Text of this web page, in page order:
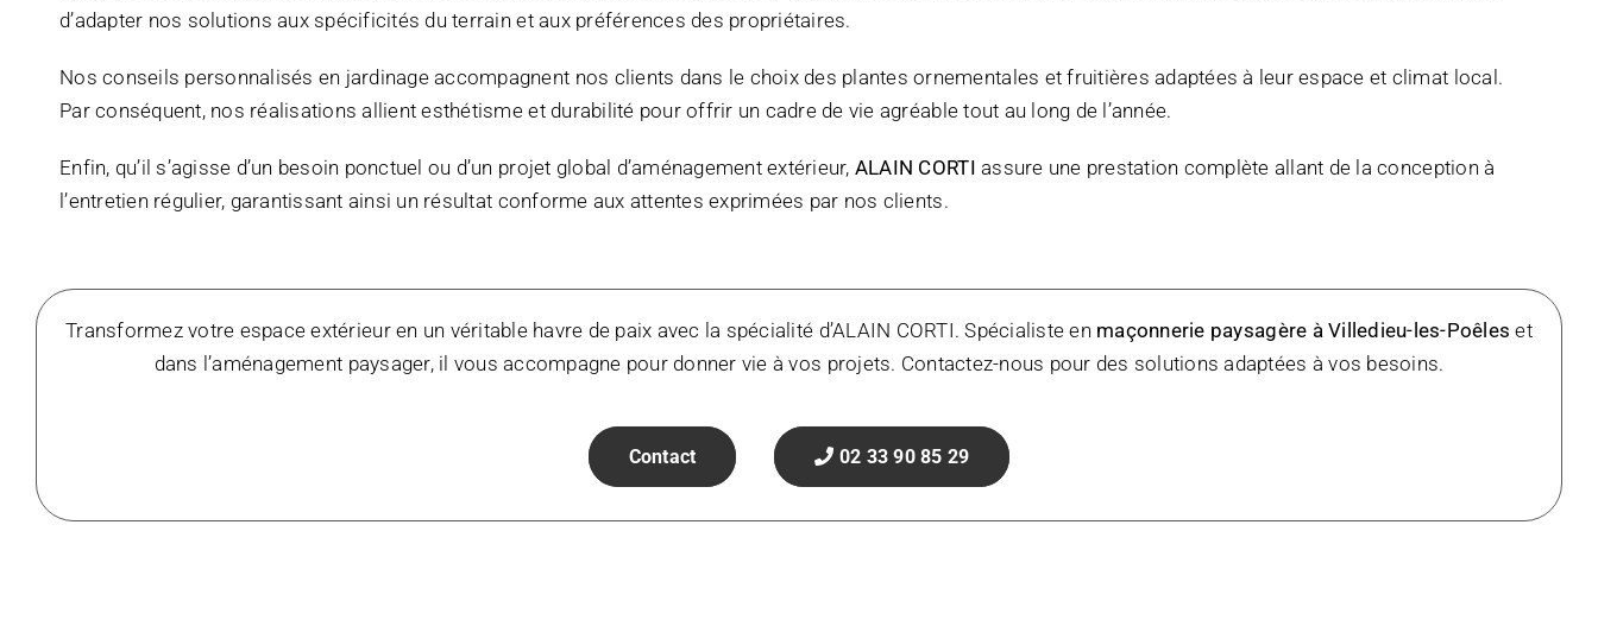
d’adapter nos solutions aux spécificités du terrain et aux préférences des propriétaires.
Nos conseils personnalisés en jardinage accompagnent nos clients dans le choix des plantes ornementales et fruitières adaptées à leur espace et climat local.
Par conséquent, nos réalisations allient esthétisme et durabilité pour offrir un cadre de vie agréable tout au long de l’année.
Enfin, qu’il s’agisse d’un besoin ponctuel ou d’un projet global d’aménagement extérieur, ALAIN CORTI assure une prestation complète allant de la conception à
l’entretien régulier, garantissant ainsi un résultat conforme aux attentes exprimées par nos clients.
Transformez votre espace extérieur en un véritable havre de paix avec la spécialité d’ALAIN CORTI. Spécialiste en maçonnerie paysagère à Villedieu-les-Poêles et
dans l’aménagement paysager, il vous accompagne pour donner vie à vos projets. Contactez-nous pour des solutions adaptées à vos besoins.
Contact 02 33 90 85 29